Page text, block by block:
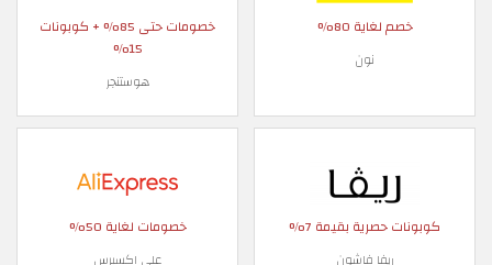
خصم لغاية 80%
نون
خصومات حتى 85% + كوبونات
15%
هوستنجر
كوبونات حصرية بقيمة 7%
ريفا فاشون
خصومات لغاية 50%
علي اكسبرس